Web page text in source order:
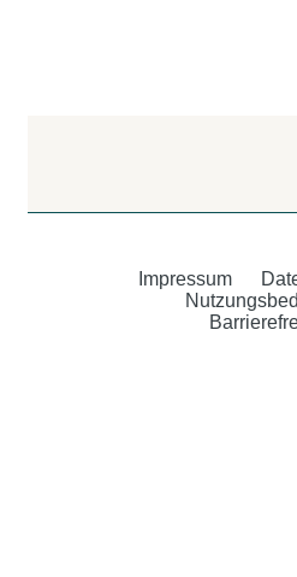
Impressum